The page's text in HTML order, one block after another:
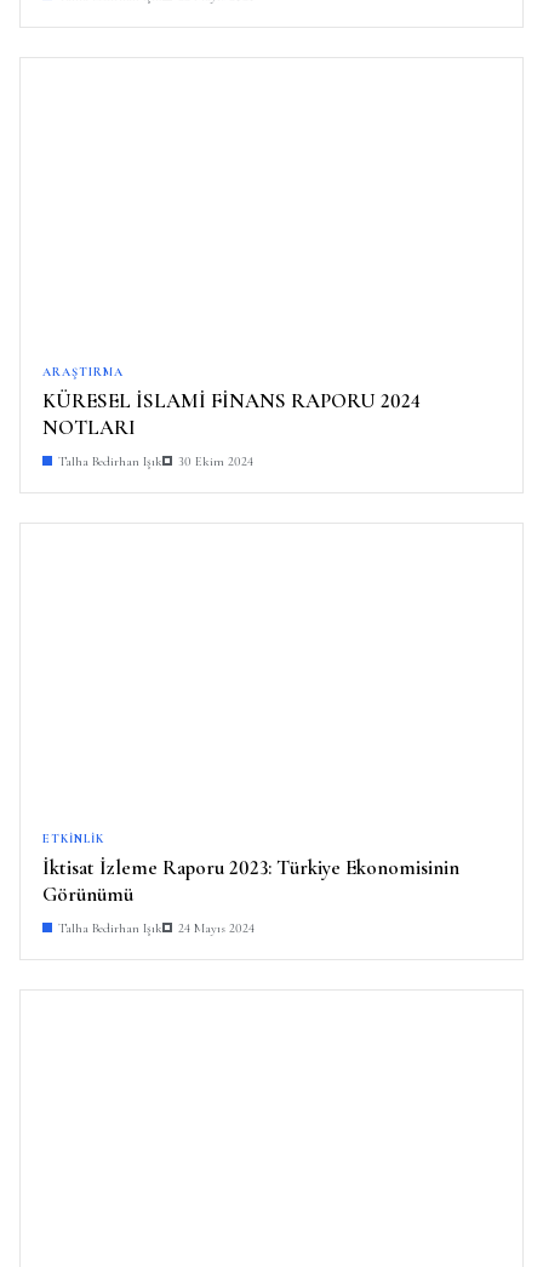
ARAŞTIRMA
KÜRESEL İSLAMİ FİNANS RAPORU 2024
NOTLARI
Talha Bedirhan Işık 30 Ekim 2024
ETKINLIK
İktisat İzleme Raporu 2023: Türkiye Ekonomisinin
Görünümü
Talha Bedirhan Işık 24 Mayıs 2024